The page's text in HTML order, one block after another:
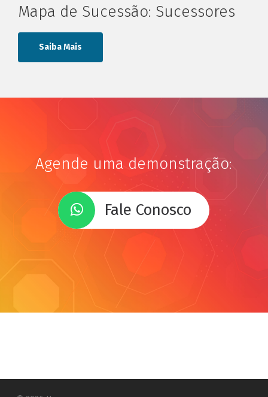
Mapa de Sucessão: Sucessores
Saiba Mais
Agende uma demonstração:
Fale Conosco